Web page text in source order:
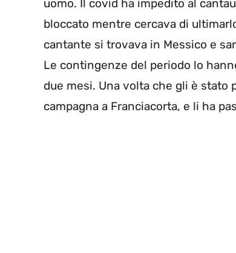
uomo. Il covid ha impedito al
bloccato mentre cercava di
cantante si trovava in Messico e
Le contingenze del periodo lo
due mesi. Una volta che gli è stato
campagna a Franciacorta, e li ha